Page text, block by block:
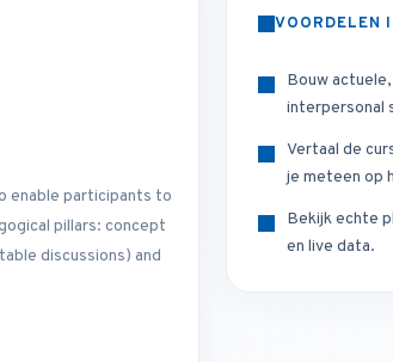
enable participants to
pillars: concept
discussions) and
VOORDELEN
Bouw
interpersonal
Vertaal de
je meteen op
Bekijk echte
en live data.